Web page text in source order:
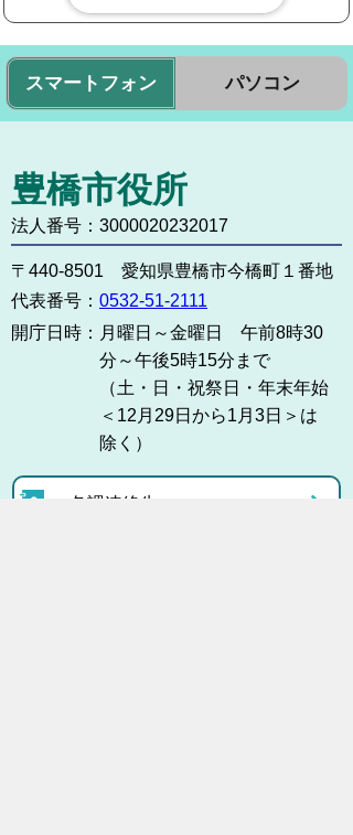
スマートフォン パソコン
豊橋市役所
法人番号：3000020232017
〒440-8501 愛知県豊橋市今橋町１番地
代表番号： 0532-51-2111
開庁日時： 月曜日～金曜日 午前8時30
分～午後5時15分まで
（土・日・祝祭日・年末年始
＜12月29日から1月3日＞は
除く）
各課連絡先